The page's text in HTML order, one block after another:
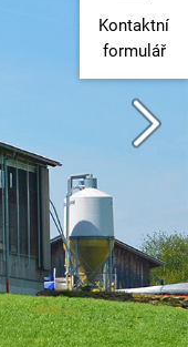
Kontaktní
formulář